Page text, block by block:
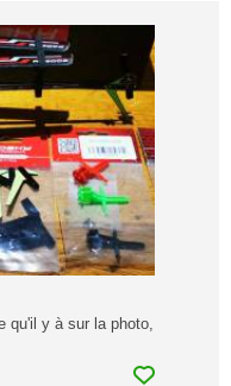
qu'il y à sur la photo,